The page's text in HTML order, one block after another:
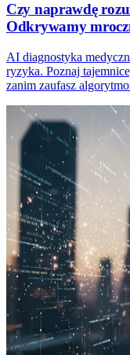
Czy naprawdę
Odkrywamy
AI diagnostyka
ryzyka. Poznaj
zanim zaufasz